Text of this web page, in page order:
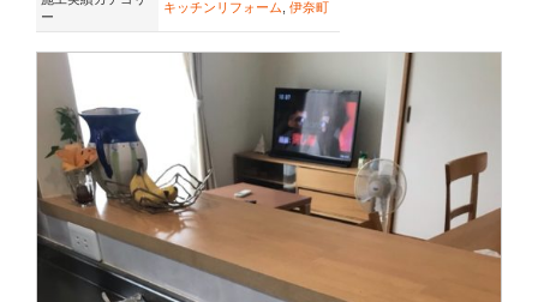
ー
キッチンリフォーム 伊奈町